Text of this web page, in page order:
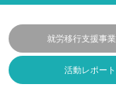
就労移行支援事
活動レポート